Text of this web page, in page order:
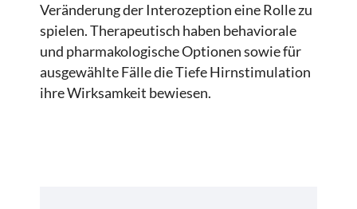
Veränderung der Interozeption eine Rolle zu
spielen. Therapeutisch haben behaviorale
und pharmakologische Optionen sowie für
ausgewählte Fälle die Tiefe Hirnstimulation
ihre Wirksamkeit bewiesen.